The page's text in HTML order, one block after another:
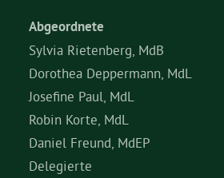
Aktuelles
Termine
Kontakt
Abgeordnete
Sylvia Rietenberg, MdB
Dorothea Deppermann, MdL
Josefine Paul, MdL
Robin Korte, MdL
Daniel Freund, MdEP
Delegierte